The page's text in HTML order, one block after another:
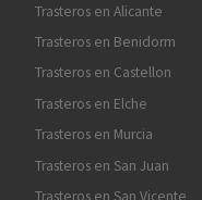
Trasteros en Alicante
Trasteros en Benidorm
Trasteros en Castellon
Trasteros en Elche
Trasteros en Murcia
Trasteros en San Juan